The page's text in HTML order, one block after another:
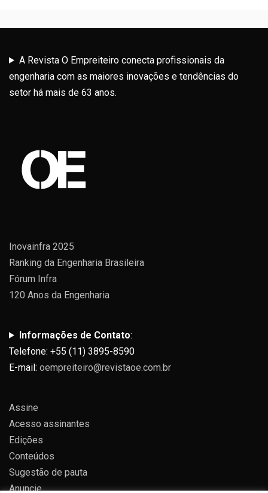
A Revista O Empreiteiro conecta profissionais da
engenharia com as maiores inovações e tendências do
setor há mais de 63 anos.
Inovainfra 2025
Ranking da Engenharia Brasileira
Fórum Infra
120 Anos da Engenharia
Informações de Contato:
Telefone: +55 (11) 3895-8590
E-mail: oempreiteiro@revistaoe.com.br
Assine
Acesso assinantes
Edições
Conteúdos
Sugestão de pauta
Anuncie